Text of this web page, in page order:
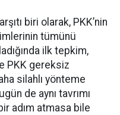
biri olarak, PKK’nin
tümünü
ilk tepkim,
PKK gereksiz
silahlı yönteme
de aynı tavrımı
adım atmasa bile